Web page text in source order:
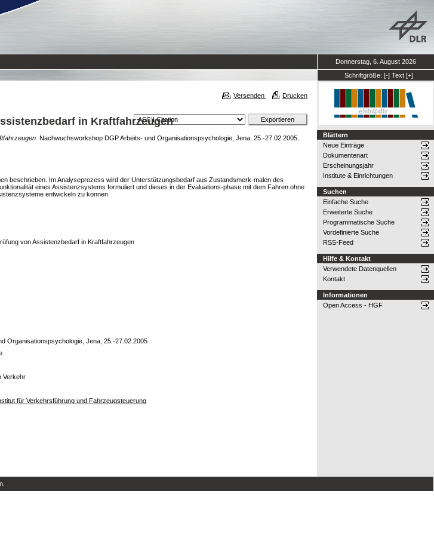
Donnerstag, 6. August 2026
Schriftgröße: [-] Text [+]
Versenden Drucken
in Kraftfahrzeugen
Nachwuchsworkshop DGP Arbeits- und Organisationspsychologie, Jena, 25.-27.02.2005.
beschrieben. Im Analyseprozess wird der Unterstützungsbedarf aus Zustandsmerk-malen des
eines Assistenzsystems formuliert und dieses in der Evaluations-phase mit dem Fahren ohne
entwickeln zu können.
von Assistenzbedarf in Kraftfahrzeugen
Organisationspsychologie, Jena, 25.-27.02.2005
Verkehr
für Verkehrsführung und Fahrzeugsteuerung
Blättern
Neue Einträge
Dokumentenart
Erscheinungsjahr
Institute & Einrichtungen
Suchen
Einfache Suche
Erweiterte Suche
Programmatische Suche
Vordefinierte Suche
RSS-Feed
Hilfe & Kontakt
Verwendete Datenquellen
Kontakt
Informationen
Open Access - HGF